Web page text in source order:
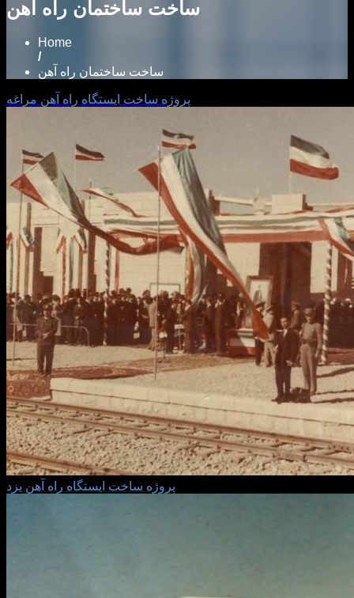
ساخت ساختمان راه آهن
Home
/
ساخت ساختمان راه آهن
پروژه ساخت ايستگاه راه آهن مراغه
پروژه ساخت ايستگاه راه آهن يزد